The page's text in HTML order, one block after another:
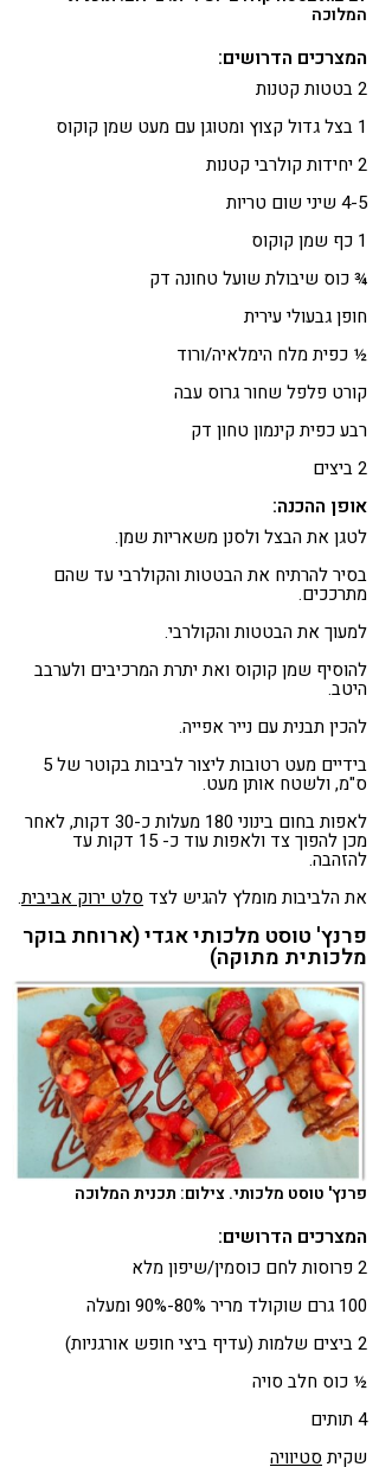
המלוכה
המצרכים הדרושים:
2 בטטות קטנות
1 בצל גדול קצוץ ומטוגן עם מעט שמן קוקוס
2 יחידות קולרבי קטנות
4-5 שיני שום טריות
1 כף שמן קוקוס
¾ כוס שיבולת שועל טחונה דק
חופן גבעולי עירית
½ כפית מלח הימלאיה/ורוד
קורט פלפל שחור גרוס עבה
רבע כפית קינמון טחון דק
2 ביצים
אופן ההכנה:
לטגן את הבצל ולסנן משאריות שמן.
בסיר להרתיח את הבטטות והקולרבי עד שהם
מתרככים.
למעוך את הבטטות והקולרבי.
להוסיף שמן קוקוס ואת יתרת המרכיבים ולערבב
היטב.
להכין תבנית עם נייר אפייה.
בידיים מעט רטובות ליצור לביבות בקוטר של 5
ס"מ, ולשטח אותן מעט.
לאפות בחום בינוני 180 מעלות כ-30 דקות, לאחר
מכן להפוך צד ולאפות עוד כ- 15 דקות עד
להזהבה.
את הלביבות מומלץ להגיש לצד סלט ירוק אביבית.
פרנץ' טוסט מלכותי אגדי (ארוחת בוקר
מלכותית מתוקה)
פרנץ' טוסט מלכותי. צילום: תכנית המלוכה
המצרכים הדרושים:
2 פרוסות לחם כוסמין/שיפון מלא
100 גרם שוקולד מריר 80%-90% ומעלה
2 ביצים שלמות (עדיף ביצי חופש אורגניות)
½ כוס חלב סויה
4 תותים
שקית סטיוויה